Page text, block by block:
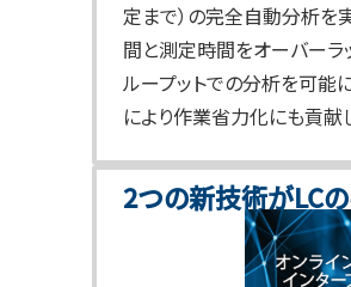
定まで）の完全自動分析を
間と測定時間をオーバーラ
ループットでの分析を可能
により作業省力化にも貢献
2つの新技術がLC